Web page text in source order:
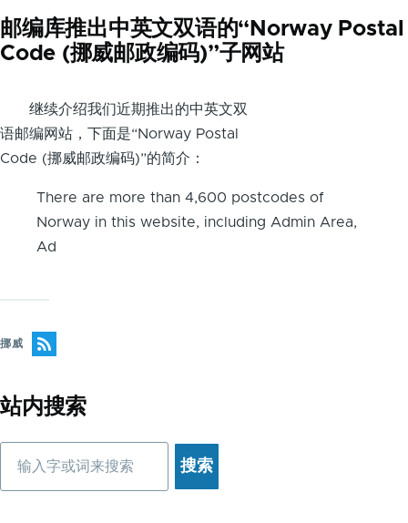
邮编库推出中英文双语的“Norway Postal
Code (挪威邮政编码)”子网站
继续介绍我们近期推出的中英文双
语邮编网站，下面是“Norway Postal
Code (挪威邮政编码)”的简介：
There are more than 4,600 postcodes of
Norway in this website, including Admin Area,
Ad
挪威
站内搜索